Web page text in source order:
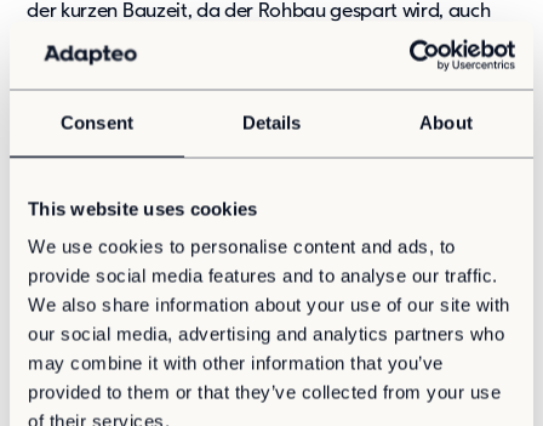
Consent Details About
This website uses cookies
We use cookies to personalise content and ads, to
provide social media features and to analyse our traffic.
We also share information about your use of our site with
our social media, advertising and analytics partners who
may combine it with other information that you’ve
provided to them or that they’ve collected from your use
of their services.
der kurzen Bauzeit, da der Rohbau gespart wird, auch
darin, dass weitere Räume bei Bedarf angebaut werden
können. Akute Platzprobleme und die hohe Flexibilität
gaben letztendlich den Ausschlag für eine modulare
Interimslösung.
sich für ein mehrgeschossiges Hybridmodulgebäude.
Die modulare Schulanlage wird für die kommenden 5
Jahre auf drei Geschossen mehr als 1.000 qm zusätzliche
Räume bereitstellen.
Das Hybridgebäude von Adapteo, als Haus 6 auf dem
Schulgelände, verfügt über 10 Klassenräume für je 30